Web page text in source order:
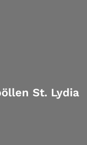
St. Lydia